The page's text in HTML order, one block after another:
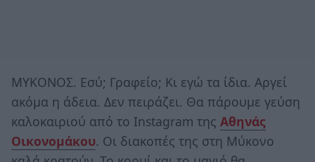
ΜΥΚΟΝΟΣ. Εσύ; Γραφείο; Κι εγώ τα ίδια. Αργεί
ακόμα η άδεια. Δεν πειράζει. Θα πάρουμε γεύση
καλοκαιριού από το Instagram της Αθηνάς
Οικονομάκου. Οι διακοπές της στη Μύκονο